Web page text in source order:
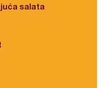
salata